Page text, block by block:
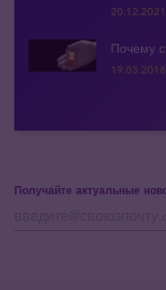
20.12.2021
Почему
19.03.2018
Получайте актуальные